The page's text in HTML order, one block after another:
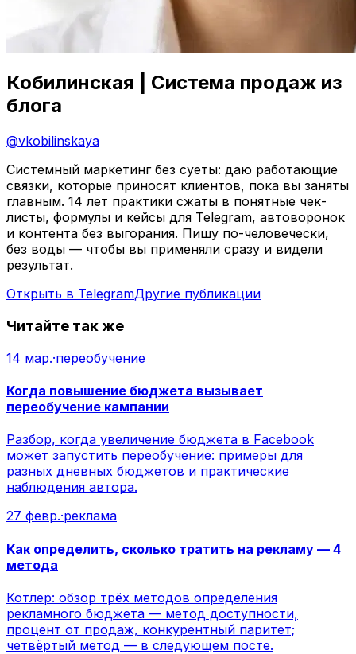
Кобилинская | Система продаж из
блога
@vkobilinskaya
Системный маркетинг без суеты: даю работающие
связки, которые приносят клиентов, пока вы заняты
главным. 14 лет практики сжаты в понятные чек-
листы, формулы и кейсы для Telegram, автоворонок
и контента без выгорания. Пишу по-человечески,
без воды — чтобы вы применяли сразу и видели
результат.
Открыть в TelegramДругие публикации
Читайте так же
14 мар.·переобучение
Когда повышение бюджета вызывает
переобучение кампании
Разбор, когда увеличение бюджета в Facebook
может запустить переобучение: примеры для
разных дневных бюджетов и практические
наблюдения автора.
27 февр.·реклама
Как определить, сколько тратить на рекламу — 4
метода
Котлер: обзор трёх методов определения
рекламного бюджета — метод доступности,
процент от продаж, конкурентный паритет;
четвёртый метод — в следующем посте.